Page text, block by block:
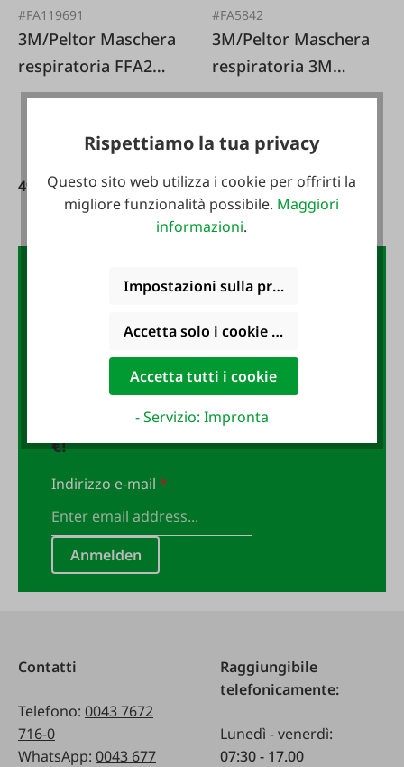
#FA119691
3M/Peltor Maschera
respiratoria FFA2
4255+
49,95 €*
#FA5842
3M/Peltor Maschera
respiratoria 3M
6200 taglia M senza
34,95 €*
La newsletter FAIE:
Iscriviti subito alla newsletter
FAIE e assicurati un buono da 10
€!
Indirizzo e-mail*
Anmelden
Contatti
Telefono: 0043 7672
716-0
WhatsApp: 0043 677
Raggiungibile
telefonicamente:
Lunedì - venerdì:
07:30 - 17.00
Rispettiamo la tua privacy
Questo sito web utilizza i cookie per offrirti la
migliore funzionalità possibile. Maggiori
informazioni.
Impostazioni sulla privacy
Accetta solo i cookie funzionali
Accetta tutti i cookie
- Servizio: Impronta